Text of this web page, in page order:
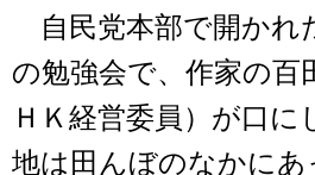
自民党本部で開かれ
の勉強会で、作家の百
ＨＫ経営委員）が口に
地は田んぼのなかにあ